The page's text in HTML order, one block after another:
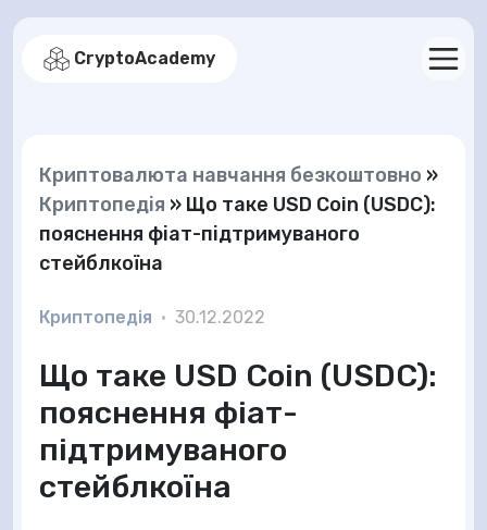
CryptoAcademy
Криптовалюта навчання безкоштовно »
Криптопедія » Що таке USD Coin (USDC):
пояснення фіат-підтримуваного
стейблкоїна
Криптопедія • 30.12.2022
Що таке USD Coin (USDC):
пояснення фіат-
підтримуваного
стейблкоїна